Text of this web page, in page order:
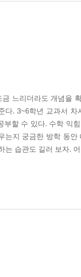
느리더라도 개념을
. 3~6학년 교과서 차
할 수 있다. 수학 익
는지 궁금한 방학 동안
는 습관도 길러 보자.